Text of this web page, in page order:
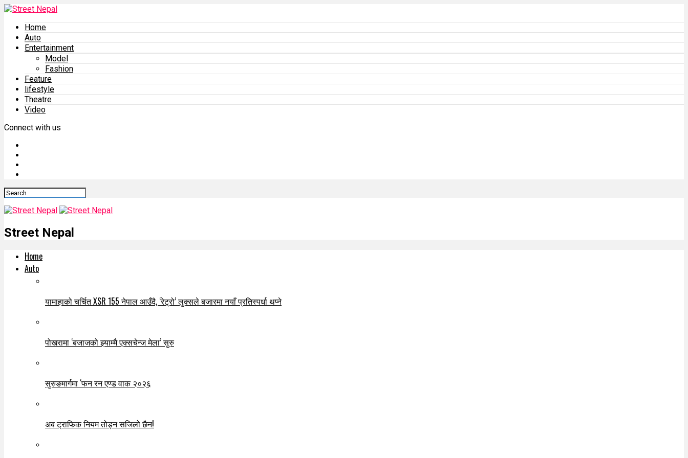
Home
Auto
Entertainment
Model
Fashion
Feature
lifestyle
Theatre
Video
Connect with us
Street Nepal
Home
Auto
यामाहाको चर्चित XSR 155 नेपाल आउँदै, ‘रेट्रो’ लुक्सले बजारमा नयाँ प्रतिस्पर्धा थप्ने
पोखरामा ‘बजाजको झ्याम्मै एक्सचेन्ज मेला’ सुरु
सुरुङमार्गमा ‘फन रन एण्ड वाक २०२६
अब ट्राफिक नियम तोड्न सजिलो छैन!